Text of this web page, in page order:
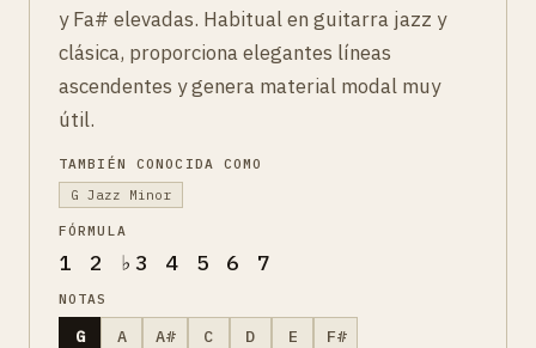
y Fa# elevadas. Habitual en guitarra jazz y
clásica, proporciona elegantes líneas
ascendentes y genera material modal muy
útil.
TAMBIÉN CONOCIDA COMO
G Jazz Minor
FÓRMULA
1 2 ♭3 4 5 6 7
NOTAS
G A A# C D E F#